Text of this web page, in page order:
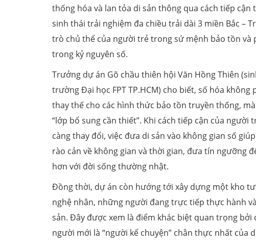
thống hóa và lan tỏa di sản thông qua cách tiếp
sinh thái trải nghiệm đa chiều trải dài 3 miền Bắc –
trò chủ thể của người trẻ trong sứ mệnh bảo tồn và
trong kỷ nguyên số.
Trưởng dự án Gõ chầu thiên hội Văn Hồng Thiên
trường Đại học FPT TP.HCM) cho biết, số hóa không
thay thế cho các hình thức bảo tồn truyền thống,
“lớp bổ sung cần thiết”. Khi cách tiếp cận của người
càng thay đổi, việc đưa di sản vào không gian số
rào cản về không gian và thời gian, đưa tín ngưỡng
hơn với đời sống thường nhật.
Đồng thời, dự án còn hướng tới xây dựng một kho tư
nghệ nhân, những người đang trực tiếp thực hành
sản. Đây được xem là điểm khác biệt quan trọng bởi
người mới là “người kể chuyện” chân thực nhất của